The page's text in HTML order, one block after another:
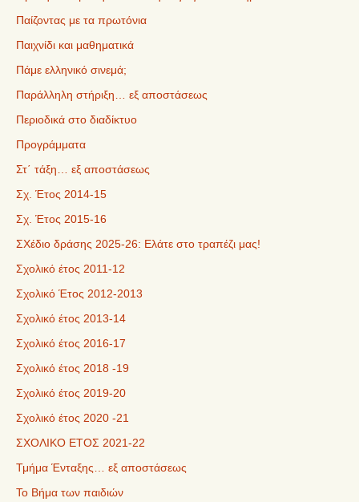
Παίζοντας με τα πρωτόνια
Παιχνίδι και μαθηματικά
Πάμε ελληνικό σινεμά;
Παράλληλη στήριξη… εξ αποστάσεως
Περιοδικά στο διαδίκτυο
Προγράμματα
Στ΄ τάξη… εξ αποστάσεως
Σχ. Έτος 2014-15
Σχ. Έτος 2015-16
ΣΧέδιο δράσης 2025-26: Ελάτε στο τραπέζι μας!
Σχολικό έτος 2011-12
Σχολικό Έτος 2012-2013
Σχολικό έτος 2013-14
Σχολικό έτος 2016-17
Σχολικό έτος 2018 -19
Σχολικό έτος 2019-20
Σχολικό έτος 2020 -21
ΣΧΟΛΙΚΟ ΕΤΟΣ 2021-22
Τμήμα Ένταξης… εξ αποστάσεως
Το Βήμα των παιδιών